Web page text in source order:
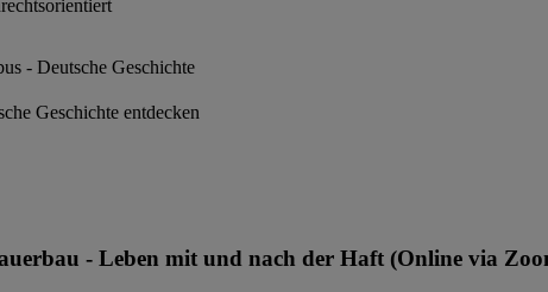
Geschichte entdecken
- Leben mit und nach der Haft (Online via